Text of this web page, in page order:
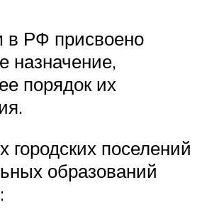
в РФ присвоено
назначение,
порядок их
городских поселений
образований